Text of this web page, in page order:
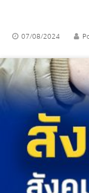
07/08/2024